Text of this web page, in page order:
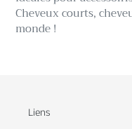
Cheveux courts,
monde !
Liens